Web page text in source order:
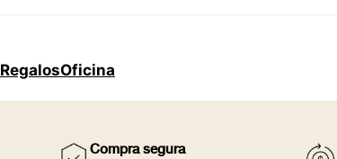
RegalosOficina
Compra segura